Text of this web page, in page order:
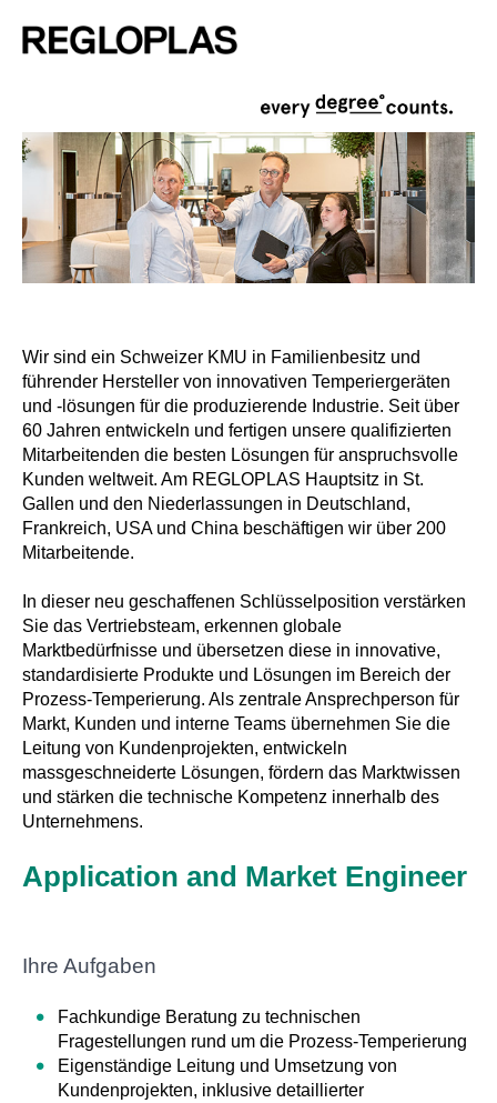
Wir sind ein Schweizer KMU in Familienbesitz und
führender Hersteller von innovativen Temperiergeräten
und -lösungen für die produzierende Industrie. Seit über
60 Jahren entwickeln und fertigen unsere qualifizierten
Mitarbeitenden die besten Lösungen für anspruchsvolle
Kunden weltweit. Am REGLOPLAS Hauptsitz in St.
Gallen und den Niederlassungen in Deutschland,
Frankreich, USA und China beschäftigen wir über 200
Mitarbeitende.
In dieser neu geschaffenen Schlüsselposition verstärken
Sie das Vertriebsteam, erkennen globale
Marktbedürfnisse und übersetzen diese in innovative,
standardisierte Produkte und Lösungen im Bereich der
Prozess-Temperierung. Als zentrale Ansprechperson für
Markt, Kunden und interne Teams übernehmen Sie die
Leitung von Kundenprojekten, entwickeln
massgeschneiderte Lösungen, fördern das Marktwissen
und stärken die technische Kompetenz innerhalb des
Unternehmens.
Application and Market Engineer
Ihre Aufgaben
Fachkundige Beratung zu technischen
Fragestellungen rund um die Prozess-Temperierung
Eigenständige Leitung und Umsetzung von
Kundenprojekten, inklusive detaillierter